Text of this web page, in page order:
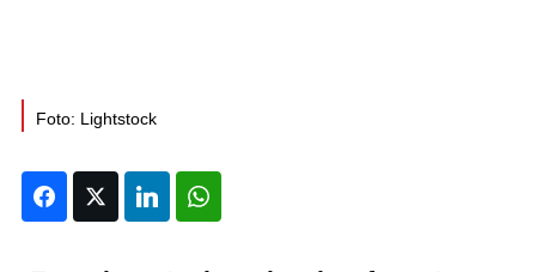
Foto: Lightstock
FacebookTwitter LinkedIn